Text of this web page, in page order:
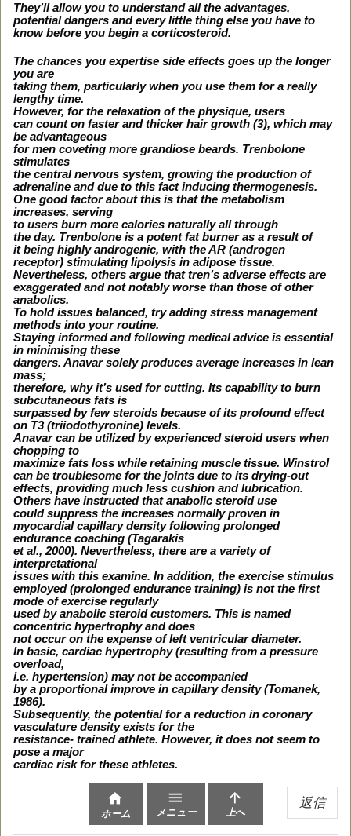
They’ll allow you to understand all the advantages,
potential dangers and every little thing else you have to
know before you begin a corticosteroid.
The chances you expertise side effects goes up the longer
you are
taking them, particularly when you use them for a really
lengthy time.
However, for the relaxation of the physique, users
can count on faster and thicker hair growth (3), which may
be advantageous
for men coveting more grandiose beards. Trenbolone
stimulates
the central nervous system, growing the production of
adrenaline and due to this fact inducing thermogenesis.
One good factor about this is that the metabolism
increases, serving
to users burn more calories naturally all through
the day. Trenbolone is a potent fat burner as a result of
it being highly androgenic, with the AR (androgen
receptor) stimulating lipolysis in adipose tissue.
Nevertheless, others argue that tren’s adverse effects are
exaggerated and not notably worse than those of other
anabolics.
To hold issues balanced, try adding stress management
methods into your routine.
Staying informed and following medical advice is essential
in minimising these
dangers. Anavar solely produces average increases in lean
mass;
therefore, why it’s used for cutting. Its capability to burn
subcutaneous fats is
surpassed by few steroids because of its profound effect
on T3 (triiodothyronine) levels.
Anavar can be utilized by experienced steroid users when
chopping to
maximize fats loss while retaining muscle tissue. Winstrol
can be troublesome for the joints due to its drying-out
effects, providing much less cushion and lubrication.
Others have instructed that anabolic steroid use
could suppress the increases normally proven in
myocardial capillary density following prolonged
endurance coaching (Tagarakis
et al., 2000). Nevertheless, there are a variety of
interpretational
issues with this examine. In addition, the exercise stimulus
employed (prolonged endurance training) is not the first
mode of exercise regularly
used by anabolic steroid customers. This is named
concentric hypertrophy and does
not occur on the expense of left ventricular diameter.
In basic, cardiac hypertrophy (resulting from a pressure
overload,
i.e. hypertension) may not be accompanied
by a proportional improve in capillary density (Tomanek,
1986).
Subsequently, the potential for a reduction in coronary
vasculature density exists for the
resistance- trained athlete. However, it does not seem to
pose a major
cardiac risk for these athletes.
返信

ホーム

メニュー

上へ